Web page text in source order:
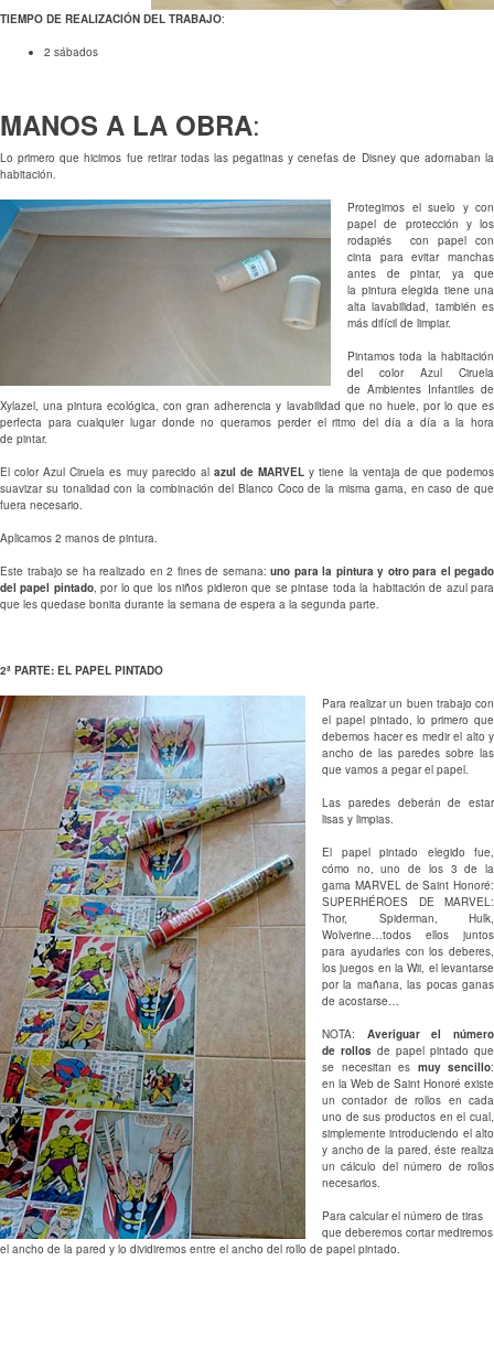
TIEMPO DE REALIZACIÓN DEL TRABAJO:
2 sábados
MANOS A LA OBRA:
Lo primero que hicimos fue retirar todas las pegatinas y cenefas de Disney que adornaban la
habitación.
Protegimos el suelo y con
papel de protección y los
rodapiés con papel con
cinta para evitar manchas
antes de pintar, ya que
la pintura elegida tiene una
alta lavabilidad, también es
más difícil de limpiar.
Pintamos toda la habitación
del color Azul Ciruela
de Ambientes Infantiles de
Xylazel, una pintura ecológica, con gran adherencia y lavabilidad que no huele, por lo que es
perfecta para cualquier lugar donde no queramos perder el ritmo del día a día a la hora
de pintar.
El color Azul Ciruela es muy parecido al azul de MARVEL y tiene la ventaja de que podemos
suavizar su tonalidad con la combinación del Blanco Coco de la misma gama, en caso de que
fuera necesario.
Aplicamos 2 manos de pintura.
Este trabajo se ha realizado en 2 fines de semana: uno para la pintura y otro para el pegado
del papel pintado, por lo que los niños pidieron que se pintase toda la habitación de azul para
que les quedase bonita durante la semana de espera a la segunda parte.
2ª PARTE: EL PAPEL PINTADO
Para realizar un buen trabajo con
el papel pintado, lo primero que
debemos hacer es medir el alto y
ancho de las paredes sobre las
que vamos a pegar el papel.
Las paredes deberán de estar
lisas y limpias.
El papel pintado elegido fue,
cómo no, uno de los 3 de la
gama MARVEL de Saint Honoré:
SUPERHÉROES DE MARVEL:
Thor, Spiderman, Hulk,
Wolverine…todos ellos juntos
para ayudarles con los deberes,
los juegos en la Wii, el levantarse
por la mañana, las pocas ganas
de acostarse…
NOTA: Averiguar el número
de rollos de papel pintado que
se necesitan es muy sencillo:
en la Web de Saint Honoré existe
un contador de rollos en cada
uno de sus productos en el cual,
simplemente introduciendo el alto
y ancho de la pared, éste realiza
un cálculo del número de rollos
necesarios.
Para calcular el número de tiras
que deberemos cortar mediremos
el ancho de la pared y lo dividiremos entre el ancho del rollo de papel pintado.